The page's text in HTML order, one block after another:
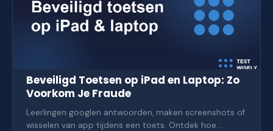
Beveiligd Toetsen op iPad en Laptop: Zo
Voorkom Je Fraude
Leerlingen googlen antwoorden, maken screenshots of
wisselen van app tijdens een toets. Ontdek hoe